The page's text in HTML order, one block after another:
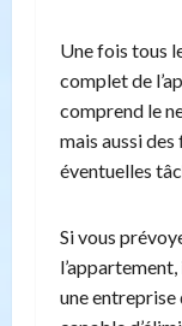
Une fois tous
complet de
comprend le
mais aussi
éventuelles
Si vous
une